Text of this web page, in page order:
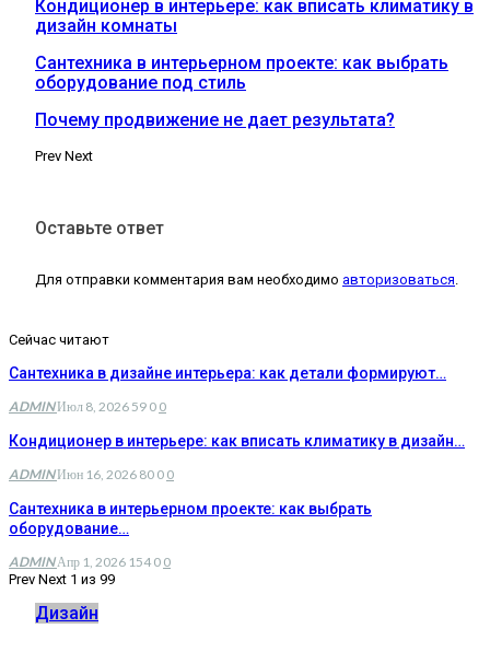
Кондиционер в интерьере: как вписать климатику в
дизайн комнаты
Сантехника в интерьерном проекте: как выбрать
оборудование под стиль
Почему продвижение не дает результата?
Prev Next
Оставьте ответ
Для отправки комментария вам необходимо авторизоваться.
Сейчас читают
Сантехника в дизайне интерьера: как детали формируют…
ADMINИюл 8, 2026 59 0 0
Кондиционер в интерьере: как вписать климатику в дизайн…
ADMINИюн 16, 2026 80 0 0
Сантехника в интерьерном проекте: как выбрать
оборудование…
ADMINАпр 1, 2026 154 0 0
Prev Next 1 из 99
Дизайн